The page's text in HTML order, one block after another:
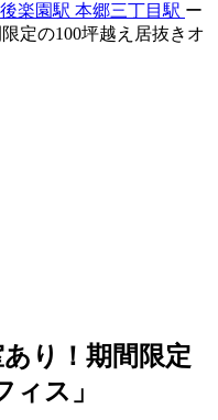
後楽園駅 本郷三丁目駅 ー
定の100坪越え居抜きオ
り！期間限定
ィス」